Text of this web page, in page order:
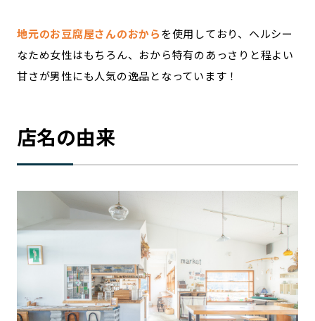
地元のお豆腐屋さんのおからを使用しており、ヘルシー
なため女性はもちろん、おから特有のあっさりと程よい
甘さが男性にも人気の逸品となっています！
店名の由来